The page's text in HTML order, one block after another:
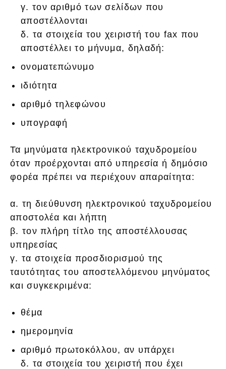
γ. τον αριθμό των σελίδων που
αποστέλλονται
δ. τα στοιχεία του χειριστή του fax που
αποστέλλει το μήνυμα, δηλαδή:
ονοματεπώνυμο
ιδιότητα
αριθμό τηλεφώνου
υπογραφή
Τα μηνύματα ηλεκτρονικού ταχυδρομείου
όταν προέρχονται από υπηρεσία ή δημόσιο
φορέα πρέπει να περιέχουν απαραίτητα:
α. τη διεύθυνση ηλεκτρονικού ταχυδρομείου
αποστολέα και λήπτη
β. τον πλήρη τίτλο της αποστέλλουσας
υπηρεσίας
γ. τα στοιχεία προσδιορισμού της
ταυτότητας του αποστελλόμενου μηνύματος
και συγκεκριμένα:
θέμα
ημερομηνία
αριθμό πρωτοκόλλου, αν υπάρχει
δ. τα στοιχεία του χειριστή που έχει